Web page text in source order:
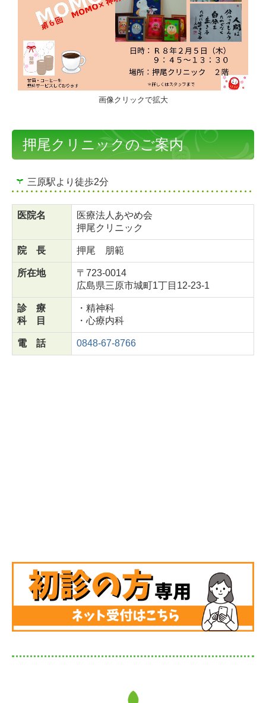
画像クリックで拡大
押尾クリニックのご案内
三原駅より徒歩2分
医院名
医療法人あやめ会
押尾クリニック
院 長 押尾 朋範
所在地
〒723-0014
広島県三原市城町1丁目12-23-1
診 療
科 目
・精神科
・心療内科
電 話 0848-67-8766